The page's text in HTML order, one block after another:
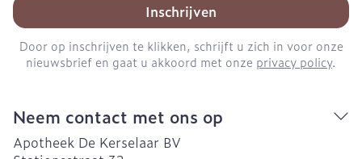
Inschrijven
Door op inschrijven te klikken, schrijft u zich in voor onze
nieuwsbrief en gaat u akkoord met onze privacy policy.
Neem contact met ons op
Apotheek De Kerselaar BV